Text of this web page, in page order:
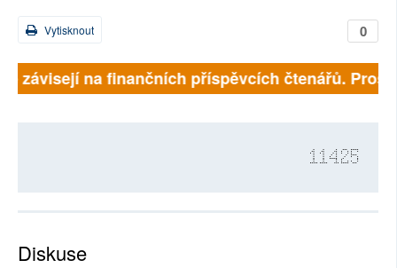
0
Vytisknout
závisejí na finančních příspěvcích čtenářů.
11425
Diskuse